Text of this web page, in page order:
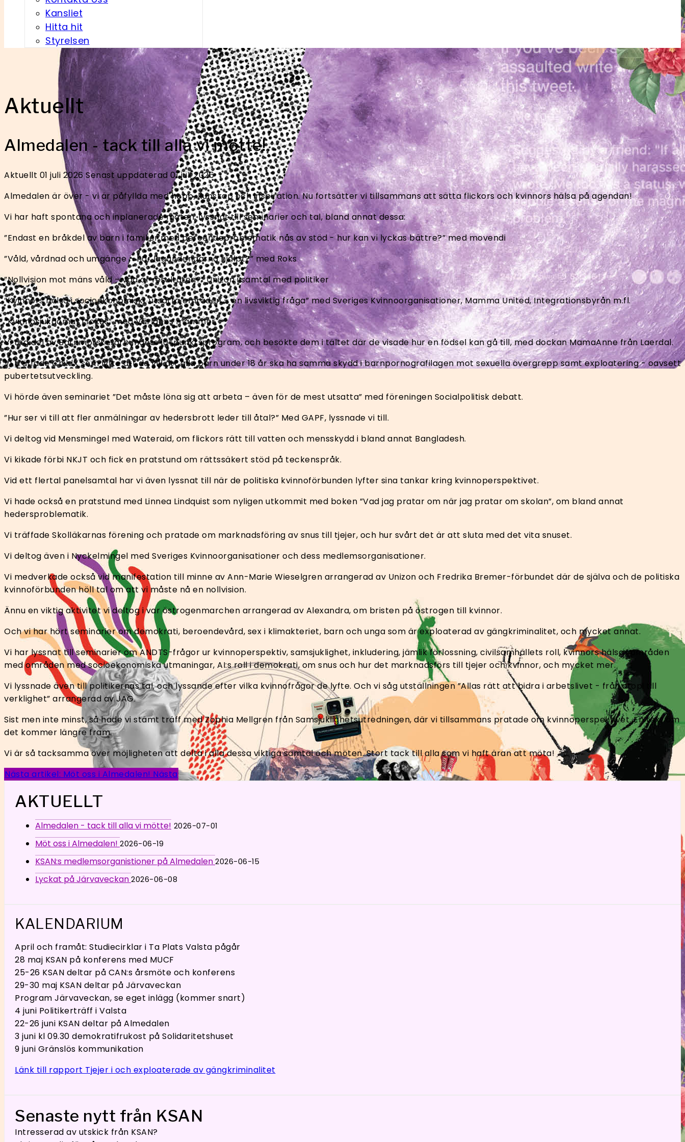
Kansliet
Hitta hit
Styrelsen
Aktuellt
Almedalen - tack till alla vi mötte!
Aktuellt 01 juli 2026Senast uppdaterad 01 juli 2026
Almedalen är över - vi är påfyllda med hopp, kunskap och inspiration. Nu fortsätter vi tillsammans att sätta flickors och kvinnors hälsa på agendan!
Vi har haft spontana och inplanerade möten, lyssnat till seminarier och tal, bland annat dessa:
”Endast en bråkdel av barn i familjer med beroendeproblematik nås av stöd - hur kan vi lyckas bättre?” med movendi
”Våld, vårdnad och umgänge – har lagändringarna hjälpt?” med Roks
”Nollvision mot mäns våld – vad är resultaten?” Unizon i samtal med politiker
”Kvinnors hälsa i socioekonomiskt utsatta områden – en livsviktig fråga” med Sveriges Kvinnoorganisationer, Mamma United, Integrationsbyrån m.fl.
”Kvinnosjukdomar i fokus” med Världens mammor
Vi tog del av Barnmorskeförbundets 10-punktsprogram, och besökte dem i tältet där de visade hur en födsel kan gå till, med dockan MamaAnne från Laerdal.
Vi träffade ChildX som lyfte att de vill att alla barn under 18 år ska ha samma skydd i barnpornografilagen mot sexuella övergrepp samt exploatering - oavsett
pubertetsutveckling.
Vi hörde även seminariet ”Det måste löna sig att arbeta – även för de mest utsatta” med föreningen Socialpolitisk debatt.
”Hur ser vi till att fler anmälningar av hedersbrott leder till åtal?” Med GAPF, lyssnade vi till.
Vi deltog vid Mensmingel med Wateraid, om flickors rätt till vatten och mensskydd i bland annat Bangladesh.
Vi kikade förbi NKJT och fick en pratstund om rättssäkert stöd på teckenspråk.
Vid ett flertal panelsamtal har vi även lyssnat till när de politiska kvinnoförbunden lyfter sina tankar kring kvinnoperspektivet.
Vi hade också en pratstund med Linnea Lindquist som nyligen utkommit med boken ”Vad jag pratar om när jag pratar om skolan”, om bland annat
hedersproblematik.
Vi träffade Skolläkarnas förening och pratade om marknadsföring av snus till tjejer, och hur svårt det är att sluta med det vita snuset.
Vi deltog även i Nyckelmingel med Sveriges Kvinnoorganisationer och dess medlemsorganisationer.
Vi medverkade också vid manifestation till minne av Ann-Marie Wieselgren arrangerad av Unizon och Fredrika Bremer-förbundet där de själva och de politiska
kvinnoförbunden höll tal om att vi måste nå en nollvision.
Ännu en viktig aktivitet vi deltog i var östrogenmarchen arrangerad av Alexandra, om bristen på östrogen till kvinnor.
Och vi har hört seminarier om demokrati, beroendevård, sex i klimakteriet, barn och unga som är exploaterad av gängkriminalitet, och mycket annat.
Vi har lyssnat till seminarier om ANDTS-frågor ur kvinnoperspektiv, samsjuklighet, inkludering, jämlik förlossning, civilsamhällets roll, kvinnors hälsa i områden
med områden med socioekonomiska utmaningar, AI:s roll i demokrati, om snus och hur det marknadsförs till tjejer och kvinnor, och mycket mer.
Vi lyssnade även till politikernas tal, och lyssande efter vilka kvinnofrågor de lyfte. Och vi såg utställningen ”Allas rätt att bidra i arbetslivet - från utopi till
verklighet” arrangerad av JAG.
Sist men inte minst, så hade vi stämt träff med Zophia Mellgren från Samsjuklighetsutredningen, där vi tillsammans pratade om kvinnoperspektivet. En text om
det kommer längre fram.
Vi är så tacksamma över möjligheten att delta i alla dessa viktiga samtal och möten. Stort tack till alla som vi haft äran att möta!
Nästa artikel: Möt oss i Almedalen! Nästa
AKTUELLT
Almedalen - tack till alla vi mötte! 2026-07-01
Möt oss i Almedalen! 2026-06-19
KSAN:s medlemsorganistioner på Almedalen 2026-06-15
Lyckat på Järvaveckan 2026-06-08
KALENDARIUM
April och framåt: Studiecirklar i Ta Plats Valsta pågår
28 maj KSAN på konferens med MUCF
25-26 KSAN deltar på CAN:s årsmöte och konferens
29-30 maj KSAN deltar på Järvaveckan
Program Järvaveckan, se eget inlägg (kommer snart)
4 juni Politikerträff i Valsta
22-26 juni KSAN deltar på Almedalen
3 juni kl 09.30 demokratifrukost på Solidaritetshuset
9 juni Gränslös kommunikation
Länk till rapport Tjejer i och exploaterade av gängkriminalitet
Senaste nytt från KSAN
Intresserad av utskick från KSAN?